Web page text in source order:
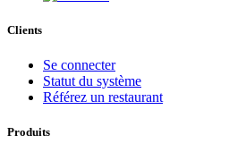
Clients
Se connecter
Statut du système
Référez un restaurant
Produits